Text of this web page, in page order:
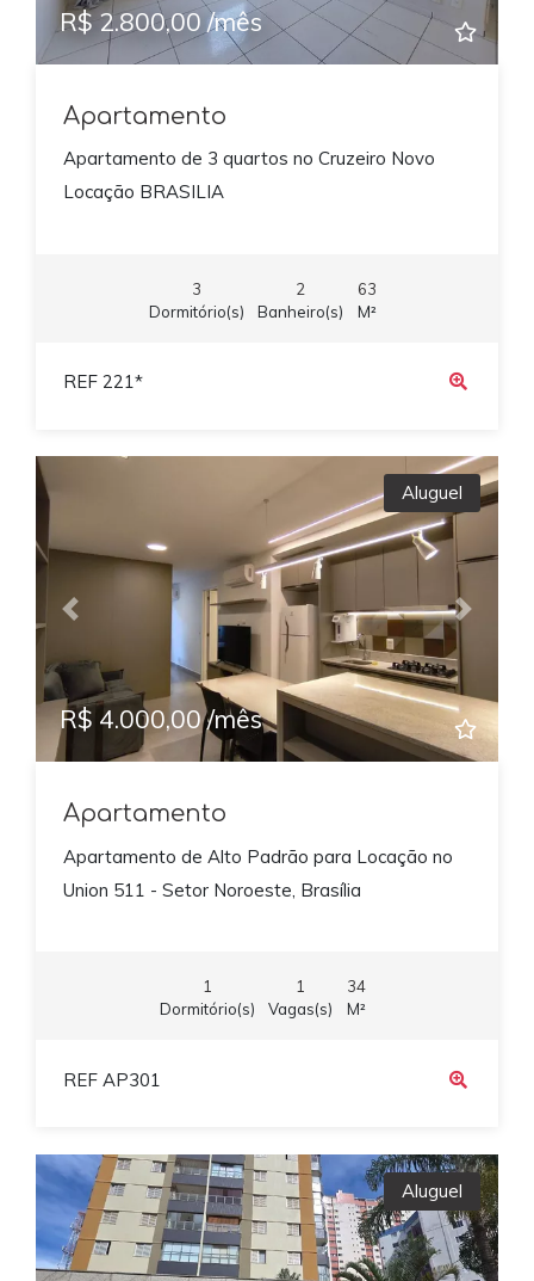
R$ 2.800,00 /mês
Apartamento
Apartamento de 3 quartos no Cruzeiro Novo
Locação BRASILIA
3
Dormitório(s)
2
Banheiro(s)
63
M²
REF 221*
Previous Next
Aluguel
R$ 4.000,00 /mês
Apartamento
Apartamento de Alto Padrão para Locação no
Union 511 - Setor Noroeste, Brasília
1
Dormitório(s)
1
Vagas(s)
34
M²
REF AP301
Aluguel